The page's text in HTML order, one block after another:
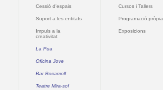
Cessió d'espais
Suport a les entitats
Impuls a la
creativitat
La Pua
Oficina Jove
Bar Bocamoll
Teatre Mira-sol
Cursos i Tallers
Programació pròpia
Exposicions